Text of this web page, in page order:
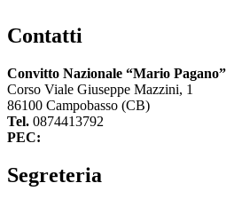
Contatti
Convitto Nazionale “Mario Pagano”
Corso Viale Giuseppe Mazzini, 1
86100 Campobasso (CB)
Tel. 0874413792
PEC:
Segreteria